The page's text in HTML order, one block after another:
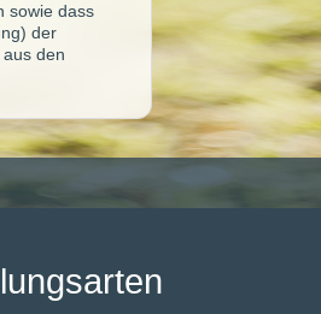
sowie dass
der
den